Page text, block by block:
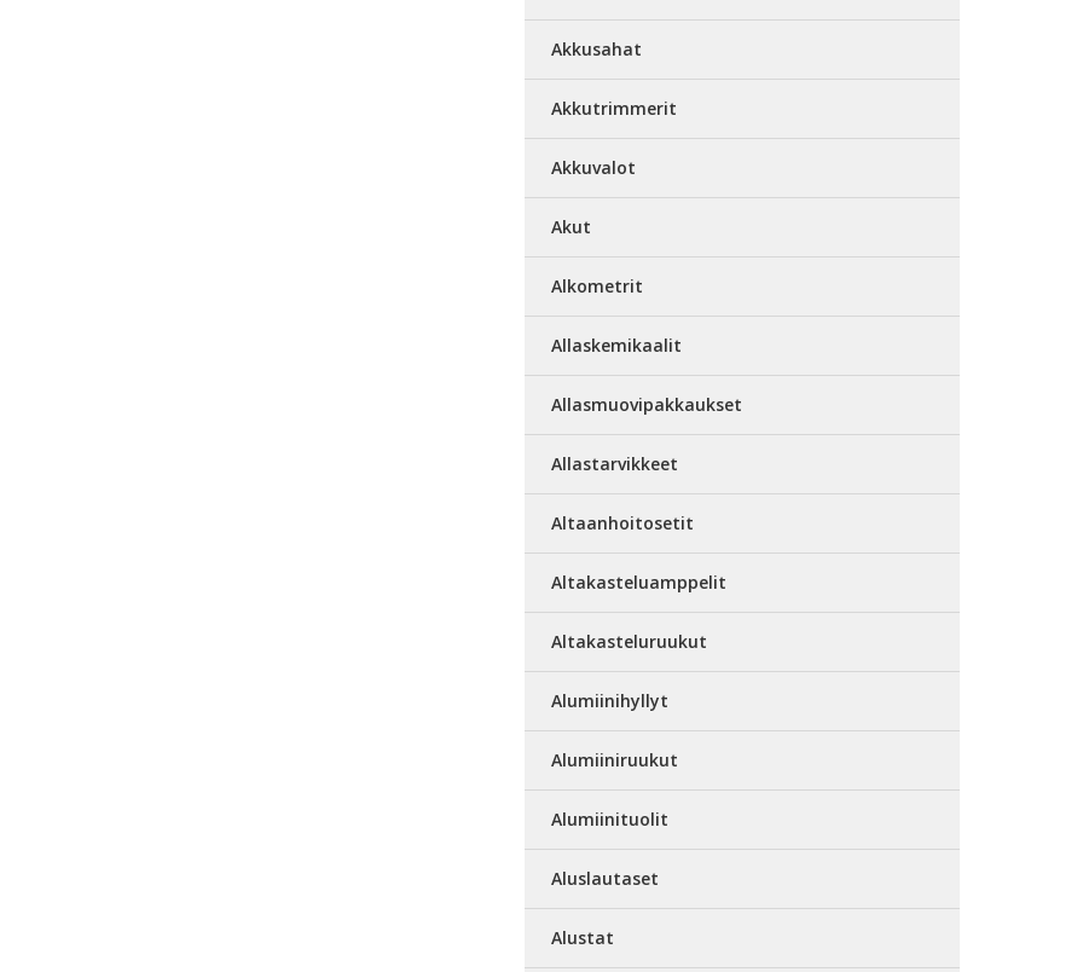
Akkusahat
Akkutrimmerit
Akkuvalot
Akut
Alkometrit
Allaskemikaalit
Allasmuovipakkaukset
Allastarvikkeet
Altaanhoitosetit
Altakasteluamppelit
Altakasteluruukut
Alumiinihyllyt
Alumiiniruukut
Alumiinituolit
Aluslautaset
Alustat